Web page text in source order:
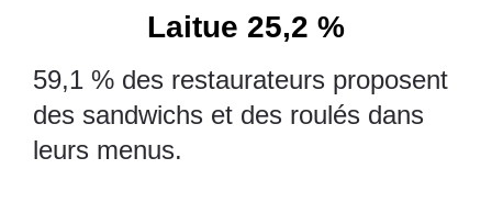
Laitue 25,2 %
59,1 % des restaurateurs proposent
des sandwichs et des roulés dans
leurs menus.